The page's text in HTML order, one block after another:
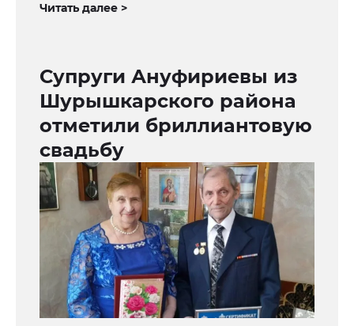
Читать далее >
Супруги Ануфириевы из
Шурышкарского района
отметили бриллиантовую
свадьбу